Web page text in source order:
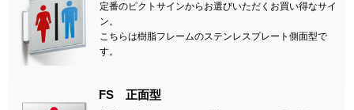
定番のピクトサインからお選びいただくお買い得なサイ
ン。
こちらは樹脂フレームのステンレスプレート側面型で
す。
FS 正面型